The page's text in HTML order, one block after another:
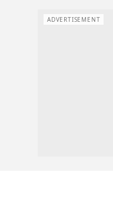
ADVERTISEMENT